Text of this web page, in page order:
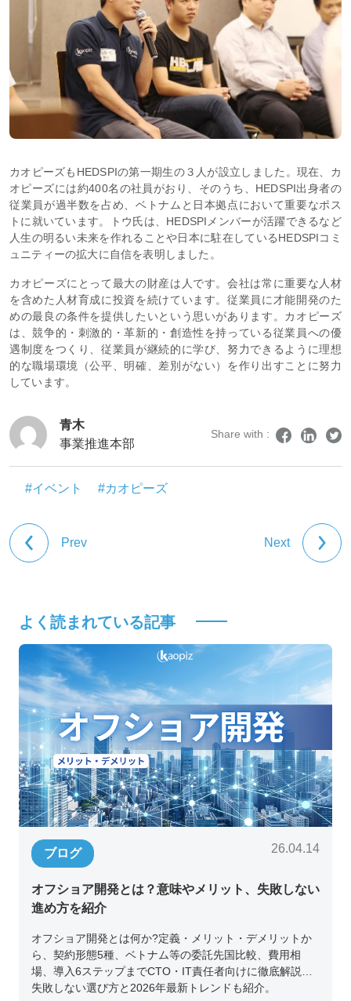
カオピーズもHEDSPIの第一期生の３人が設立しました。現在、カ
オピーズには約400名の社員がおり、そのうち、HEDSPI出身者の
従業員が過半数を占め、ベトナムと日本拠点において重要なポス
トに就いています。トウ氏は、HEDSPIメンバーが活躍できるなど
人生の明るい未来を作れることや日本に駐在しているHEDSPIコミ
ュニティーの拡大に自信を表明しました。
カオピーズにとって最大の財産は人です。会社は常に重要な人材
を含めた人材育成に投資を続けています。従業員に才能開発のた
めの最良の条件を提供したいという思いがあります。カオピーズ
は、競争的・刺激的・革新的・創造性を持っている従業員への優
遇制度をつくり、従業員が継続的に学び、努力できるように理想
的な職場環境（公平、明確、差別がない）を作り出すことに努力
しています。
青木
事業推進本部
Share with :
#イベント #カオピーズ
Prev Next
よく読まれている記事
ブログ 26.04.14
オフショア開発とは？意味やメリット、失敗しない
進め方を紹介
オフショア開発とは何か?定義・メリット・デメリットか
ら、契約形態5種、ベトナム等の委託先国比較、費用相
場、導入6ステップまでCTO・IT責任者向けに徹底解説。
失敗しない選び方と2026年最新トレンドも紹介。